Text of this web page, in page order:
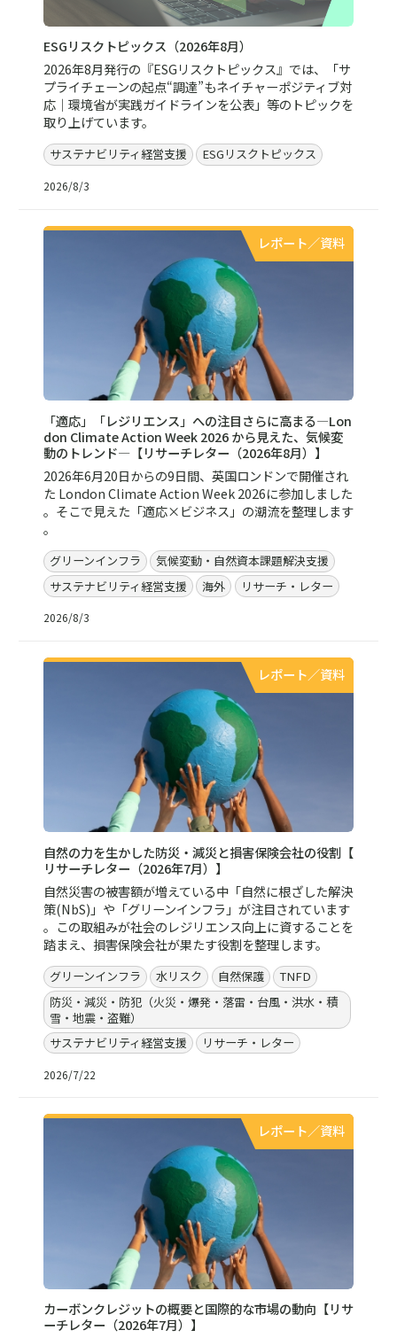
ESGリスクトピックス（2026年8月）
2026年8月発行の『ESGリスクトピックス』では、「サ
プライチェーンの起点“調達”もネイチャーポジティブ対
応｜環境省が実践ガイドラインを公表」等のトピックを
取り上げています。
サステナビリティ経営支援 ESGリスクトピックス
2026/8/3
レポート／資料
「適応」「レジリエンス」への注目さらに高まる―Lon
don Climate Action Week 2026 から見えた、気候変
動のトレンド—【リサーチレター（2026年8月）】
2026年6月20日からの9日間、英国ロンドンで開催され
た London Climate Action Week 2026に参加しました
。そこで見えた「適応×ビジネス」の潮流を整理します
。
グリーンインフラ
気候変動・自然資本課題解決支援
サステナビリティ経営支援
海外 リサーチ・レター
2026/8/3
レポート／資料
自然の力を生かした防災・減災と損害保険会社の役割【
リサーチレター（2026年7月）】
自然災害の被害額が増えている中「自然に根ざした解決
策(NbS)」や「グリーンインフラ」が注目されています
。この取組みが社会のレジリエンス向上に資することを
踏まえ、損害保険会社が果たす役割を整理します。
グリーンインフラ 水リスク 自然保護
TNFD
防災・減災・防犯（火災・爆発・落雷・台風・洪水・積
雪・地震・盗難）
サステナビリティ経営支援
リサーチ・レター
2026/7/22
レポート／資料
カーボンクレジットの概要と国際的な市場の動向【リサ
ーチレター（2026年7月）】